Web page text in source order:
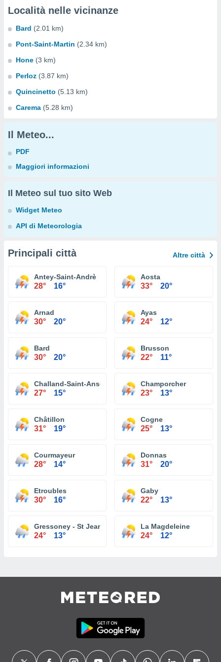
Località nelle vicinanze
Bard (2.01 km)
Pont-Saint-Martin (2.34 km)
Hone (3 km)
Perloz (3.87 km)
Quincinetto (5.13 km)
Carema (5.28 km)
Il Meteo...
PDF
Maggiori informazioni
Il Meteo sul tuo sito Web
Widget Meteo
API di Meteorologia
Principali città Altre città
Antey-Saint-Andrè
28° 16°
Aosta
33° 20°
Arnad
30° 20°
Ayas
24° 12°
Bard
30° 20°
Brusson
22° 11°
Challand-Saint-Anselme
27° 15°
Champorcher
23° 13°
Châtillon
31° 19°
Cogne
25° 13°
Courmayeur
28° 14°
Donnas
31° 20°
Etroubles
30° 16°
Gaby
22° 13°
Gressoney - St Jean
24° 13°
La Magdeleine
24° 12°